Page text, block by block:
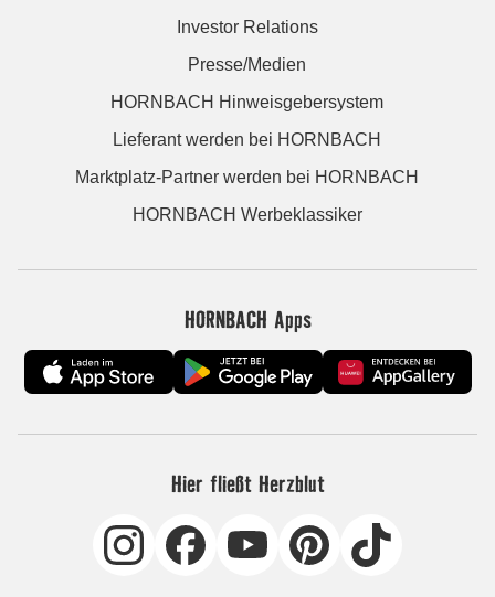
Investor Relations
Presse/Medien
HORNBACH Hinweisgebersystem
Lieferant werden bei HORNBACH
Marktplatz-Partner werden bei HORNBACH
HORNBACH Werbeklassiker
HORNBACH Apps
Hier fließt Herzblut